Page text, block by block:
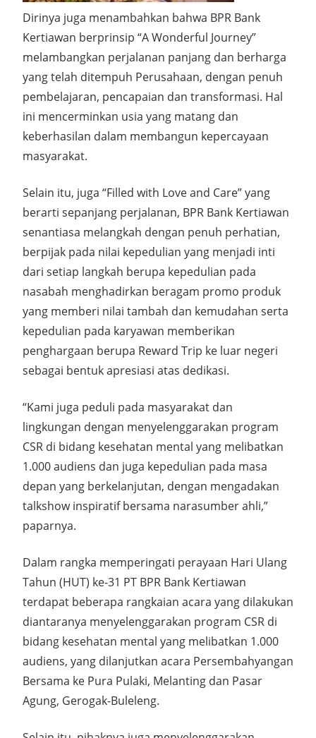
Dirinya juga menambahkan bahwa BPR Bank
Kertiawan berprinsip “A Wonderful Journey”
melambangkan perjalanan panjang dan berharga
yang telah ditempuh Perusahaan, dengan penuh
pembelajaran, pencapaian dan transformasi. Hal
ini mencerminkan usia yang matang dan
keberhasilan dalam membangun kepercayaan
masyarakat.
Selain itu, juga “Filled with Love and Care” yang
berarti sepanjang perjalanan, BPR Bank Kertiawan
senantiasa melangkah dengan penuh perhatian,
berpijak pada nilai kepedulian yang menjadi inti
dari setiap langkah berupa kepedulian pada
nasabah menghadirkan beragam promo produk
yang memberi nilai tambah dan kemudahan serta
kepedulian pada karyawan memberikan
penghargaan berupa Reward Trip ke luar negeri
sebagai bentuk apresiasi atas dedikasi.
“Kami juga peduli pada masyarakat dan
lingkungan dengan menyelenggarakan program
CSR di bidang kesehatan mental yang melibatkan
1.000 audiens dan juga kepedulian pada masa
depan yang berkelanjutan, dengan mengadakan
talkshow inspiratif bersama narasumber ahli,”
paparnya.
Dalam rangka memperingati perayaan Hari Ulang
Tahun (HUT) ke-31 PT BPR Bank Kertiawan
terdapat beberapa rangkaian acara yang dilakukan
diantaranya menyelenggarakan program CSR di
bidang kesehatan mental yang melibatkan 1.000
audiens, yang dilanjutkan acara Persembahyangan
Bersama ke Pura Pulaki, Melanting dan Pasar
Agung, Gerogak-Buleleng.